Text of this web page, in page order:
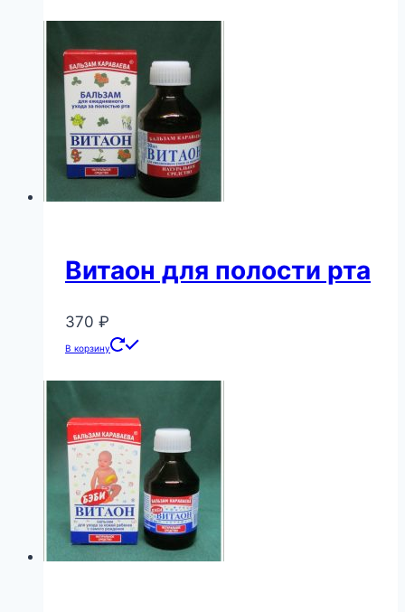
360 ₽
Опции
можно
выбрать
на
странице
Витаон для полости рта
370 ₽
В корзину